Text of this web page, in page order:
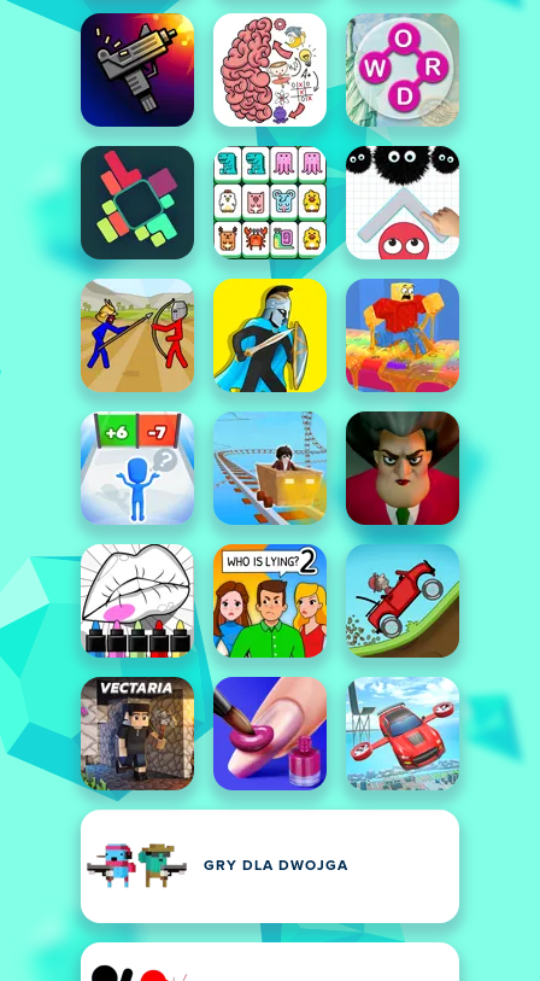
GRY DLA DWOJGA